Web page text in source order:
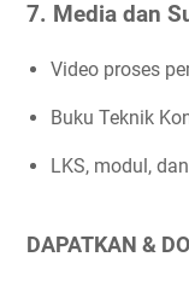
7. Media dan
Video proses
Buku Teknik
LKS, modul,
DAPATKAN &